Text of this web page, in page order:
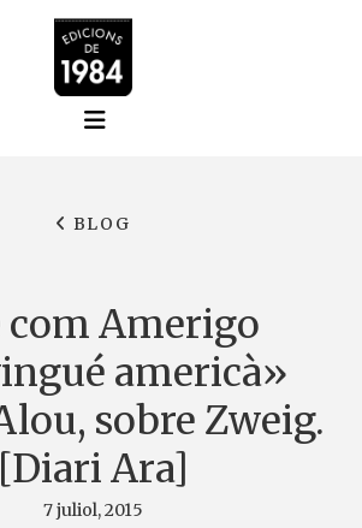
BLOG
com Amerigo
americà»
sobre Zweig.
[Diari Ara]
7 juliol, 2015